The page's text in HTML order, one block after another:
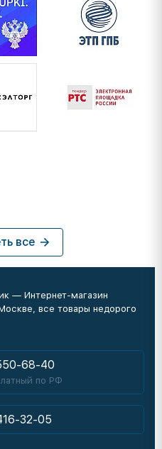
все
— Интернет-магазин
все товары недорого
68-40
по РФ
32-05